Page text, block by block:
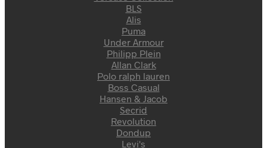
BLS
Alis
Puma
Under Armour
Philipp Plein
Allan Clark
Polo ralph lauren
Boss Casual
Hansen & Jacob
Secrid
Revolution
Dondup
Levi's